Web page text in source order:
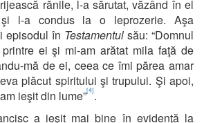
rănile, l-a sărutat, văzând în el
l-a condus la o leprozerie. Aşa
episodul în Testamentul său: “Domnul
ei şi mi-am arătat mila faţă de
mă de ei, ceea ce îmi părea amar
plăcut spiritului şi trupului. Şi apoi,
ieşit din lume”[4].
a ieşit mai bine în evidenţă la